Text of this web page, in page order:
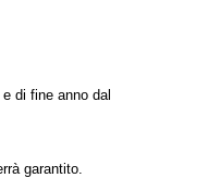
di fine anno dal
garantito.